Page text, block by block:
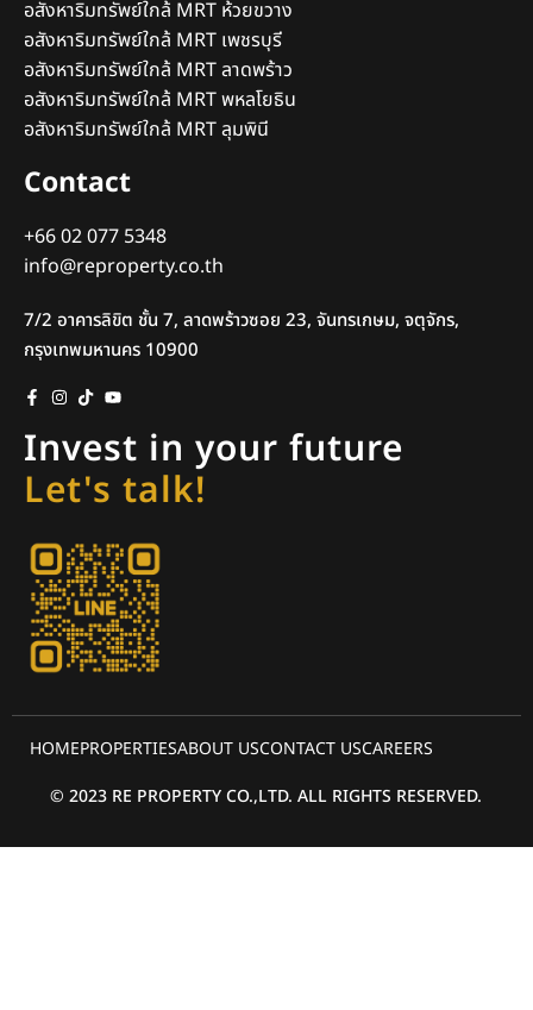
อสังหาริมทรัพย์ใกล้ MRT ห้วยขวาง
อสังหาริมทรัพย์ใกล้ MRT เพชรบุรี
อสังหาริมทรัพย์ใกล้ MRT ลาดพร้าว
อสังหาริมทรัพย์ใกล้ MRT พหลโยธิน
อสังหาริมทรัพย์ใกล้ MRT ลุมพินี
Contact
+66 02 077 5348
info@reproperty.co.th
7/2 อาคารลิขิต ชั้น 7, ลาดพร้าวซอย 23, จันทรเกษม, จตุจักร,
กรุงเทพมหานคร 10900
Invest in your future
Let's talk!
HOMEPROPERTIESABOUT USCONTACT USCAREERS
© 2023 RE PROPERTY CO.,LTD. ALL RIGHTS RESERVED.